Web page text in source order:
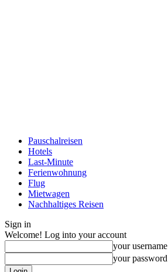
Pauschalreisen
Hotels
Last-Minute
Ferienwohnung
Flug
Mietwagen
Nachhaltiges Reisen
Sign in
Welcome! Log into your account
your username
your password